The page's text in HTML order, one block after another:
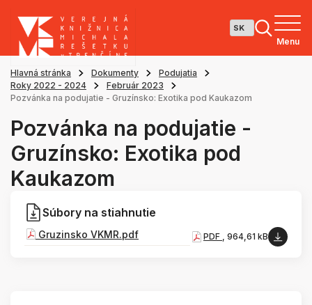
Menu
Hlavná stránka Dokumenty
Podujatia
Roky 2022 - 2024
Február 2023
Pozvánka na podujatie - Gruzínsko: Exotika pod Kaukazom
Pozvánka na podujatie -
Gruzínsko: Exotika pod
Kaukazom
Súbory na stiahnutie
Gruzinsko VKMR.pdf PDF , 964,61 kB